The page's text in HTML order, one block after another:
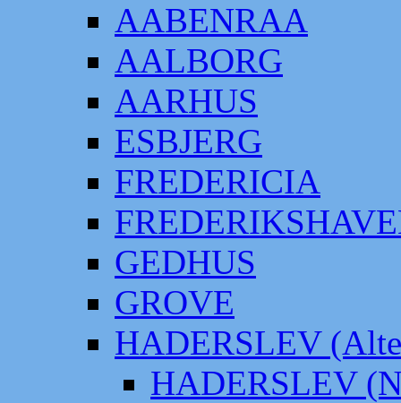
AABENRAA
AALBORG
AARHUS
ESBJERG
FREDERICIA
GEDHUS
GROVE
HADERSLEV
HADERSLEV